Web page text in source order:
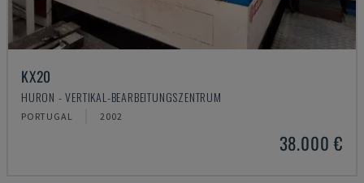
KX20
HURON - VERTIKAL-BEARBEITUNGSZENTRUM
PORTUGAL 2002
38.000 €